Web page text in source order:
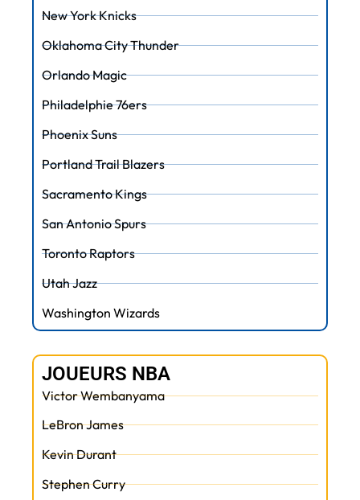
New York Knicks
Oklahoma City Thunder
Orlando Magic
Philadelphie 76ers
Phoenix Suns
Portland Trail Blazers
Sacramento Kings
San Antonio Spurs
Toronto Raptors
Utah Jazz
Washington Wizards
JOUEURS NBA
Victor Wembanyama
LeBron James
Kevin Durant
Stephen Curry